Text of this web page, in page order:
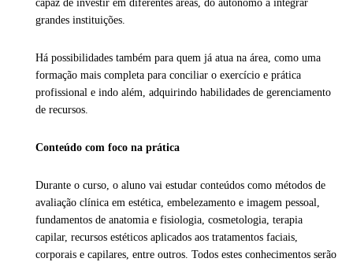
capaz de investir em diferentes áreas, do autônomo a integrar
grandes instituições.
Há possibilidades também para quem já atua na área, como uma
formação mais completa para conciliar o exercício e prática
profissional e indo além, adquirindo habilidades de gerenciamento
de recursos.
Conteúdo com foco na prática
Durante o curso, o aluno vai estudar conteúdos como métodos de
avaliação clínica em estética, embelezamento e imagem pessoal,
fundamentos de anatomia e fisiologia, cosmetologia, terapia
capilar, recursos estéticos aplicados aos tratamentos faciais,
corporais e capilares, entre outros. Todos estes conhecimentos serão